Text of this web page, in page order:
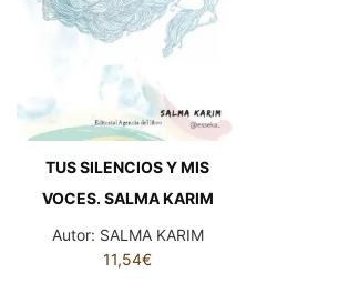
TUS SILENCIOS Y MIS
VOCES. SALMA KARIM
Autor: SALMA KARIM
11,54€